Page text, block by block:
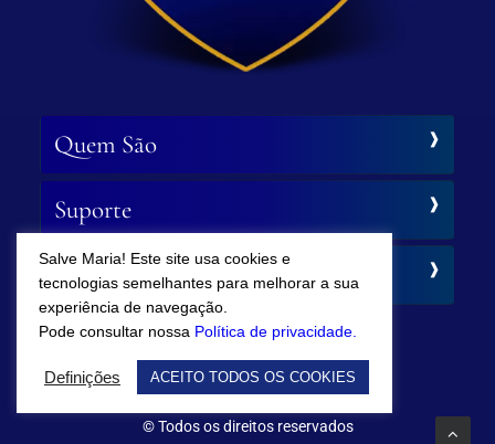
Quem São
Suporte
Siga-nos
© Todos os direitos reservados
Salve Maria! Este site usa cookies e
tecnologias semelhantes para melhorar a sua
experiência de navegação.
Pode consultar nossa Política de privacidade.
Definições ACEITO TODOS OS COOKIES